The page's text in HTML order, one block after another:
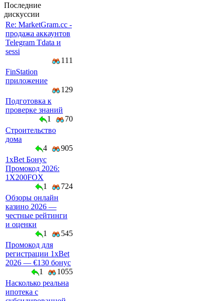
Последние
дискуссии
Re: MarketGram.cc -
продажа аккаунтов
Telegram Tdata и
sessi
111
FinStation
приложение
129
Подготовка к
проверке знаний
1
70
Строительство
дома
4
905
1xBet Бонус
Промокод 2026:
1X200FOX
1
724
Обзоры онлайн
казино 2026 —
честные рейтинги
и оценки
1
545
Промокод для
регистрации 1xBet
2026 — €130 бонус
1
1055
Насколько реальна
ипотека с